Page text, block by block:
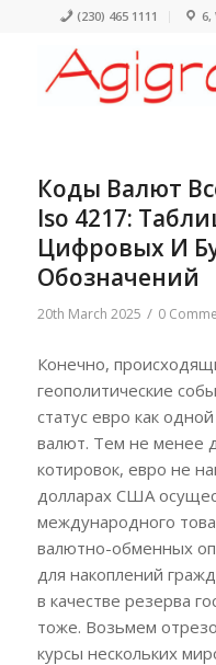
(230) 465 1111 6,
Коды Валют
Iso 4217:
Цифровых И
Обозначений
20th March 2025 / 0
Конечно,
геополитические
статус евро как
валют. Тем не менее
котировок, евро не
долларах США
международного
валютно-обменных
для накоплений
в качестве резерва
тоже. Возьмем
курсы нескольких